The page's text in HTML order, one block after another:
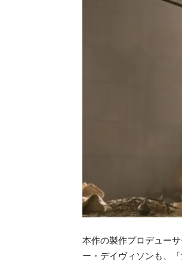
本作の製作プロデュー
ー・デイヴィソンも、